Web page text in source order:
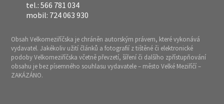
tel.: 566 781 034
mobil: 724 063 930
Obsah Velkomeziříčska je chráněn autorským právem, které vykonává
vydavatel. Jakékoliv užití článků a fotografií z tištěné či elektronické
podoby Velkomeziříčska včetně převzetí, šíření či dalšího zpřístupňování
obsahu je bez písemného souhlasu vydavatele – město Velké Meziříčí –
ZAKÁZÁNO.